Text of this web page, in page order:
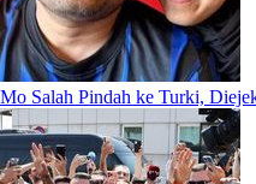
Mo Salah Pindah ke Turki,